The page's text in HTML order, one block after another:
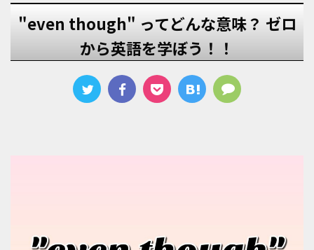
"even though" ってどんな意味？ ゼロ
から英語を学ぼう！！